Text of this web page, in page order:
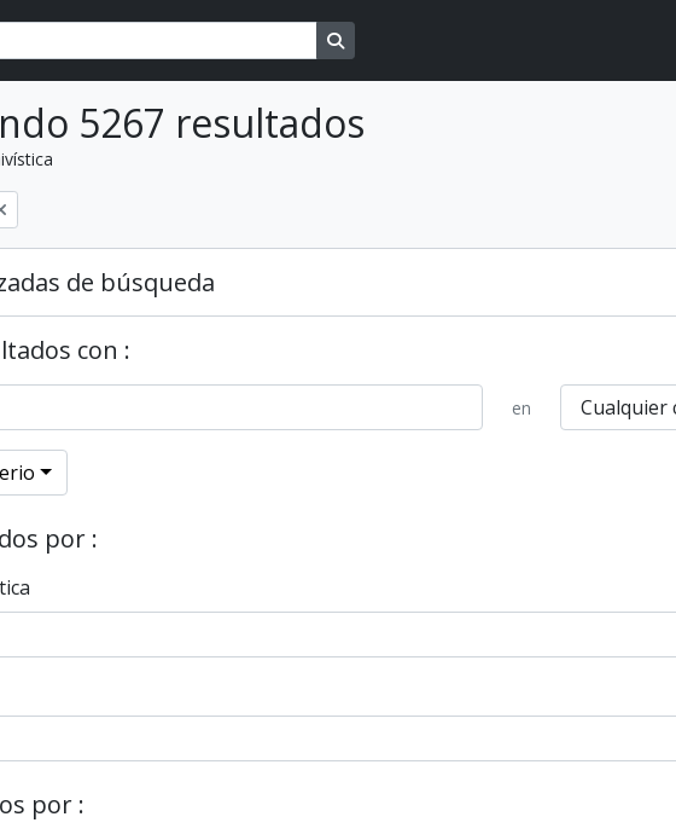
Search in browse page
5267 resultados
de búsqueda
con :
en
por :
por :